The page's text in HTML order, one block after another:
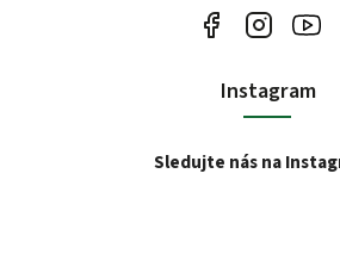
Instagram
Sledujte nás na